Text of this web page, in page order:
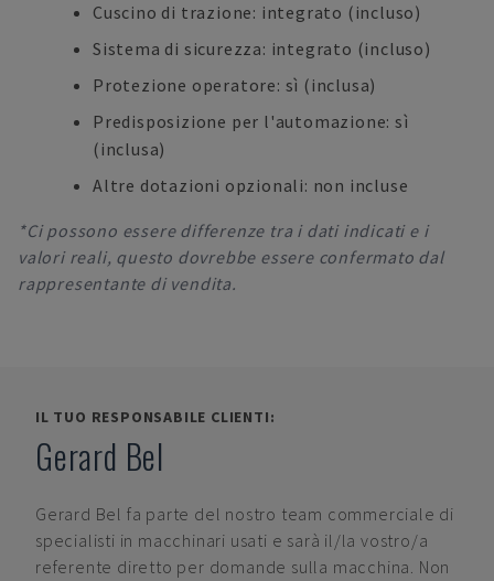
Cuscino di trazione: integrato (incluso)
Sistema di sicurezza: integrato (incluso)
Protezione operatore: sì (inclusa)
Predisposizione per l'automazione: sì
(inclusa)
Altre dotazioni opzionali: non incluse
*Ci possono essere differenze tra i dati indicati e i
valori reali, questo dovrebbe essere confermato dal
rappresentante di vendita.
IL TUO RESPONSABILE CLIENTI:
Gerard Bel
Gerard Bel fa parte del nostro team commerciale di
specialisti in macchinari usati e sarà il/la vostro/a
referente diretto per domande sulla macchina. Non